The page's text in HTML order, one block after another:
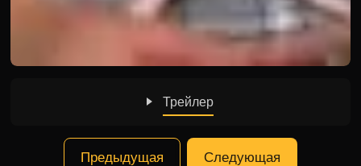
Трейлер
Предыдущая Следующая